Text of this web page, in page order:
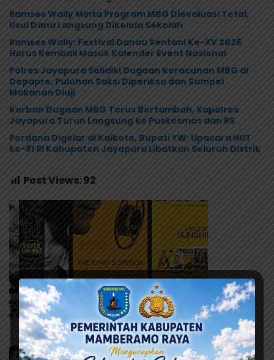
Ramses Wally Minta Program MBG Dievaluasi Total,
Usul Dana Langsung Dikelola Sekolah
Ramses Wally: Festival Danau Sentani Ke-XV 2026
Harus Kembali Masuk Kalender Event Nasional
Polres Jayapura Selidiki Dugaan Keracunan MBG di
Depapre, Puluhan Saksi Diperiksa dan Sampel
Makanan Diuji
Korban Dugaan MBG Terus Bertambah, Kapolres
Jayapura Turun Langsung ke Puskesmas dan RS
Perdana Digelar di Kalkote, Bupati YW: Upacara HUT
ke-81 RI Kabupaten Jayapura Libatkan Seluruh Distrik
Post Views:92